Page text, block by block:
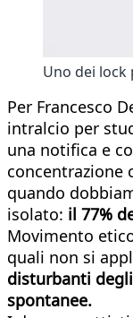
Uno dei lock
Per Francesco
intralcio per
una notifica e
concentrazione
quando
isolato: il 77%
Movimento
quali non si
disturbanti
spontanee.